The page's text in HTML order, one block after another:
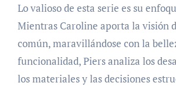
Lo valioso de esta serie es su
Mientras Caroline aporta la visión
común, maravillándose con la
funcionalidad, Piers analiza los
los materiales y las decisiones